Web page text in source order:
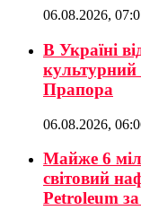
06.08.2026,
В Україні
Прапора
06.08.2026,
Майже 6
світовий
Petroleum